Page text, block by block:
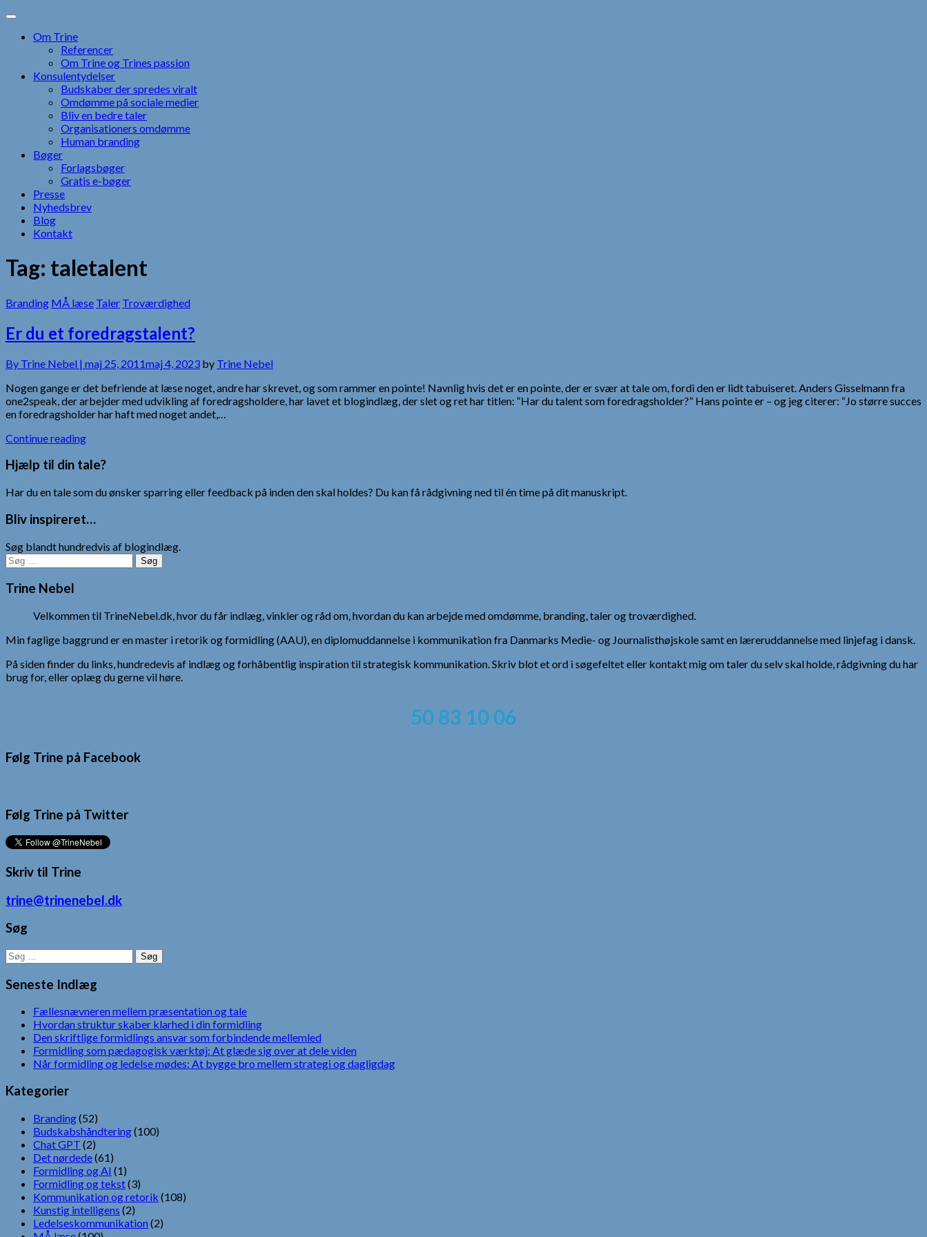
Skip
contentOm Trine
Referencer
Om Trine og Trines passion
Konsulentydelser
Budskaber der spredes viralt
Omdømme på sociale medier
Bliv en bedre taler
Organisationers omdømme
Human branding
Bøger
Forlagsbøger
Gratis e-bøger
Presse
Nyhedsbrev
Blog
Kontakt
Tag: taletalent
Branding MÅ læse Taler Troværdighed
Er du et foredragstalent?
By Trine Nebel | maj 25, 2011maj 4, 2023 by Trine Nebel
Nogen gange er det befriende at læse noget, andre har skrevet, og som rammer en pointe! Navnlig hvis det er en pointe, der er svær at tale om, fordi den er lidt tabuiseret. Anders Gisselmann fra
one2speak, der arbejder med udvikling af foredragsholdere, har lavet et blogindlæg, der slet og ret har titlen: “Har du talent som foredragsholder?” Hans pointe er – og jeg citerer: “Jo større succes
en foredragsholder har haft med noget andet,…
Continue reading
Hjælp til din tale?
Har du en tale som du ønsker sparring eller feedback på inden den skal holdes? Du kan få rådgivning ned til én time på dit manuskript.
Bliv inspireret…
Søg blandt hundredvis af blogindlæg.
Søg
efter:
Trine Nebel
Velkommen til TrineNebel.dk, hvor du får indlæg, vinkler og råd om, hvordan du kan arbejde med omdømme, branding, taler og troværdighed.
Min faglige baggrund er en master i retorik og formidling (AAU), en diplomuddannelse i kommunikation fra Danmarks Medie- og Journalisthøjskole samt en læreruddannelse med linjefag i dansk.
På siden finder du links, hundredevis af indlæg og forhåbentlig inspiration til strategisk kommunikation. Skriv blot et ord i søgefeltet eller kontakt mig om taler du selv skal holde, rådgivning du har
brug for, eller oplæg du gerne vil høre.
50 83 10 06
Følg Trine på Facebook
Følg Trine på Twitter
Skriv til Trine
trine@trinenebel.dk
Søg
Søg
efter:
Seneste Indlæg
Fællesnævneren mellem præsentation og tale
Hvordan struktur skaber klarhed i din formidling
Den skriftlige formidlings ansvar som forbindende mellemled
Formidling som pædagogisk værktøj: At glæde sig over at dele viden
Når formidling og ledelse mødes: At bygge bro mellem strategi og dagligdag
Kategorier
Branding(52)
Budskabshåndtering(100)
Chat GPT (2)
Det nørdede(61)
Formidling og AI (1)
Formidling og tekst(3)
Kommunikation og retorik (108)
Kunstig intelligens (2)
Ledelseskommunikation (2)